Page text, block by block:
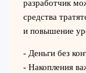
разработчик
средства
и повышение
- Деньги без
- Накопления